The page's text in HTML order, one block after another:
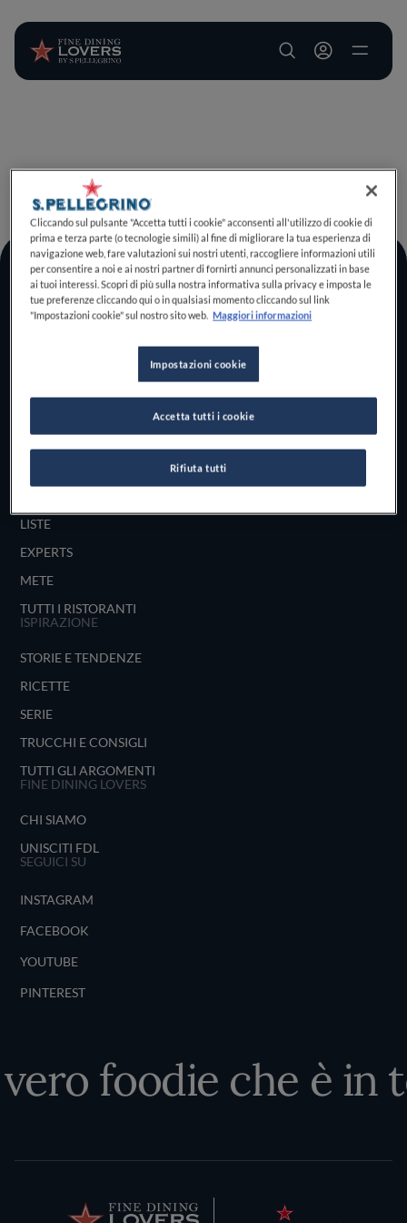
User account
TORNA A INIZIO PAGINA
Home
Log In
Scopri il vero
foodie che è in te
UNISCITI
LISTE
EXPERTS
METE
TUTTI I RISTORANTI
ISPIRAZIONE
STORIE E TENDENZE
RICETTE
SERIE
TRUCCHI E CONSIGLI
TUTTI GLI ARGOMENTI
FINE DINING LOVERS
CHI SIAMO
UNISCITI FDL
SEGUICI SU
INSTAGRAM
FACEBOOK
YOUTUBE
PINTEREST
foodie che è in
Cliccando sul pulsante "Accetta tutti i cookie" acconsenti all'utilizzo di cookie di
prima e terza parte (o tecnologie simili) al fine di migliorare la tua esperienza di
navigazione web, fare valutazioni sui nostri utenti, raccogliere informazioni utili
per consentire a noi e ai nostri partner di fornirti annunci personalizzati in base
ai tuoi interessi. Scopri di più sulla nostra informativa sulla privacy e imposta le
tue preferenze cliccando qui o in qualsiasi momento cliccando sul link
"Impostazioni cookie" sul nostro sito web. Maggiori informazioni
Impostazioni cookie
Rifiuta tutti
Accetta tutti i cookie